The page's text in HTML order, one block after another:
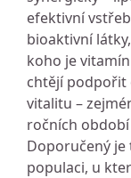
efektivní
bioaktivní
koho je
chtějí podpořit
vitalitu –
ročních
Doporučený
populaci, u